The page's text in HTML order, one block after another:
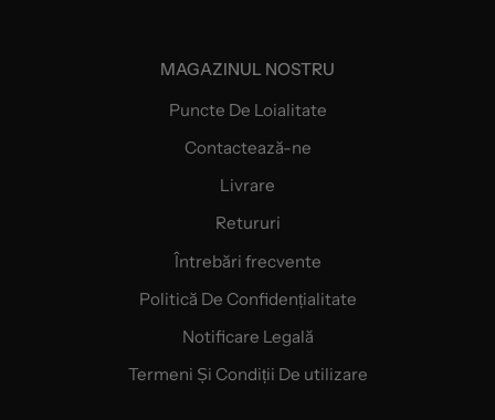
MAGAZINUL NOSTRU
Puncte De Loialitate
Contactează-ne
Livrare
Retururi
Întrebări frecvente
Politică De Confidențialitate
Notificare Legală
Termeni Și Condiții De utilizare